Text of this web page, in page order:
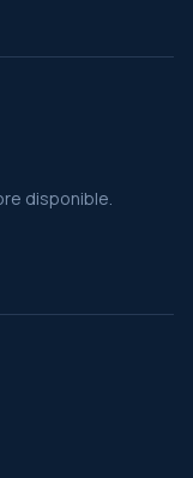
disponible.